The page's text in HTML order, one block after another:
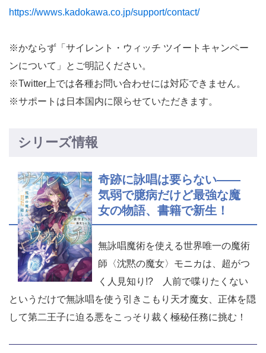
https://wwws.kadokawa.co.jp/support/contact/
※かならず「サイレント・ウィッチ ツイートキャンペー
ンについて」とご明記ください。
※Twitter上では各種お問い合わせには対応できません。
※サポートは日本国内に限らせていただきます。
シリーズ情報
奇跡に詠唱は要らない――
気弱で臆病だけど最強な魔
女の物語、書籍で新生！
無詠唱魔術を使える世界唯一の魔術
師〈沈黙の魔女〉モニカは、超がつ
く人見知り!? 人前で喋りたくない
というだけで無詠唱を使う引きこもり天才魔女、正体を隠
して第二王子に迫る悪をこっそり裁く極秘任務に挑む！